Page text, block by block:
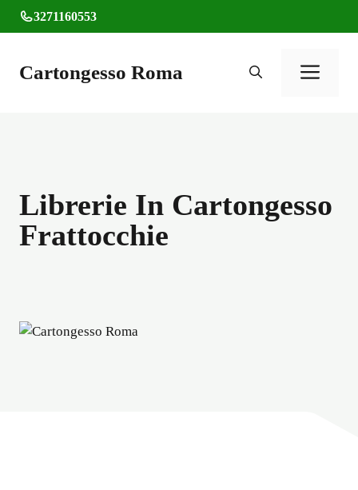
al
3271160553
Cartongesso Roma
Librerie In Cartongesso
Frattocchie